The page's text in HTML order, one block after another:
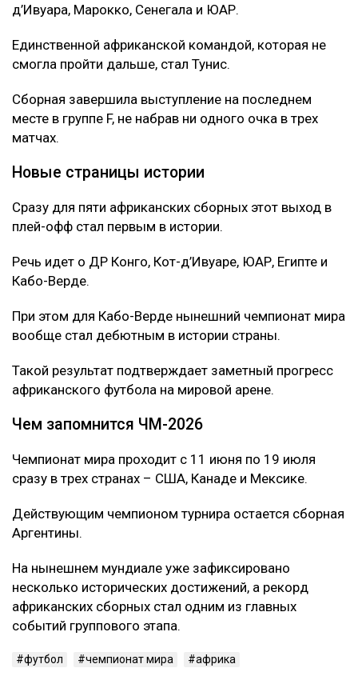
д’Ивуара, Марокко, Сенегала и ЮАР.
Единственной африканской командой, которая не
смогла пройти дальше, стал Тунис.
Сборная завершила выступление на последнем
месте в группе F, не набрав ни одного очка в трех
матчах.
Новые страницы истории
Сразу для пяти африканских сборных этот выход в
плей-офф стал первым в истории.
Речь идет о ДР Конго, Кот-д’Ивуаре, ЮАР, Египте и
Кабо-Верде.
При этом для Кабо-Верде нынешний чемпионат мира
вообще стал дебютным в истории страны.
Такой результат подтверждает заметный прогресс
африканского футбола на мировой арене.
Чем запомнится ЧМ-2026
Чемпионат мира проходит с 11 июня по 19 июля
сразу в трех странах – США, Канаде и Мексике.
Действующим чемпионом турнира остается сборная
Аргентины.
На нынешнем мундиале уже зафиксировано
несколько исторических достижений, а рекорд
африканских сборных стал одним из главных
событий группового этапа.
футбол чемпионат мира африка